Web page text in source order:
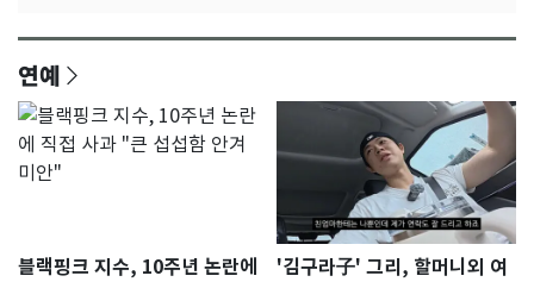
연예
블랙핑크 지수, 10주년 논란에
'김구라子' 그리, 할머니외 여